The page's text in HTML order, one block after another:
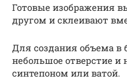
Готовые изображения
другом и склеивают
Для создания объема в
небольшое отверстие и
синтепоном или ватой.